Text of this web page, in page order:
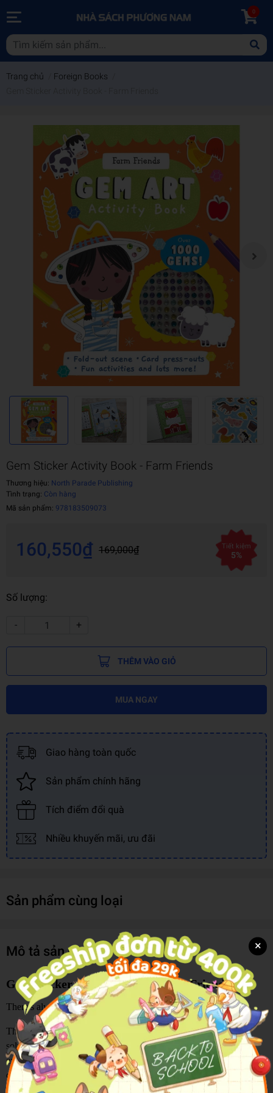
0
Trang chủ Foreign Books
Gem Sticker Activity Book - Farm Friends
Thương hiệu: North Parade Publishing
Tình trạng: Còn hàng
Mã sản phẩm: 978183509073
160,550₫ 169,000₫ Tiết kiệm
5%
Số lượng:
- +
THÊM VÀO GIỎ
MUA NGAY
Giao hàng toàn quốc
Sản phẩm chính hãng
Tích điểm đổi quà
Nhiều khuyến mãi, ưu đãi
Sản phẩm cùng loại
Mô tả sản phẩm
Gem Sticker Activity Book - Farm Friends
There's always something exciting happening on the farm!
The animals are ready to meet you, the puzzles are waiting to be
solved, and every page is filled with opportunities to create,
explore, and have fun. Children can add sparkle to farmyard scenes,
complete engaging activities, and uncover new surprises as they
journey through this lively countryside world.
×